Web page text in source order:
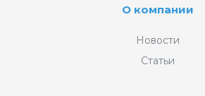
О компании
Новости
Статьи